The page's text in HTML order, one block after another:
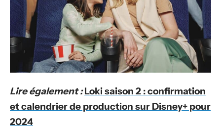
Lire également : Loki saison 2 : confirmation
et calendrier de production sur Disney+ pour
2024